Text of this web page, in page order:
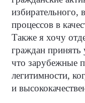
избирательного,
процессов в
Также я хочу
граждан принять
что зарубежные
легитимности,
и